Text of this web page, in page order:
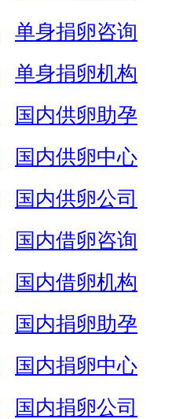
单身捐卵咨询
单身捐卵机构
国内供卵助孕
国内供卵中心
国内供卵公司
国内借卵咨询
国内借卵机构
国内捐卵助孕
国内捐卵中心
国内捐卵公司